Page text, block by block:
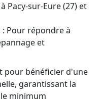
Pacy-sur-Eure (27) et
: Pour répondre à
et
pour bénéficier d'une
garantissant la
minimum